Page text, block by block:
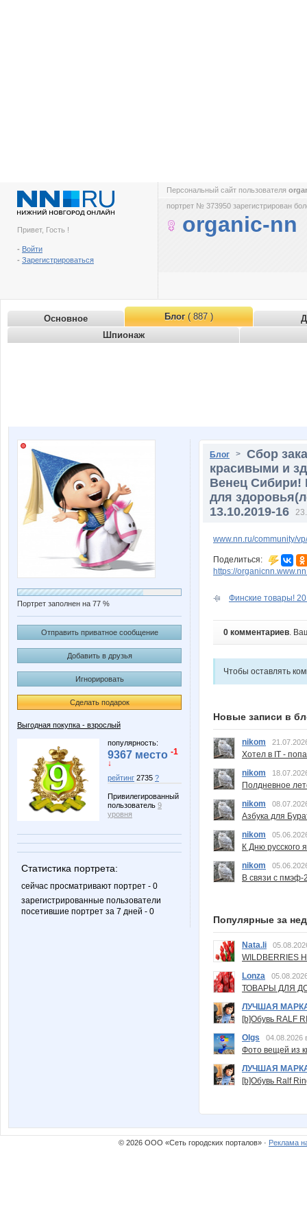
Привет, Гость !
- Войти
- Зарегистрироваться
Персональный сайт пользователя
портрет № 373950 зарегистрирован
organic-nn
Основное Блог( 887 )
Шпионаж
Портрет заполнен на 77 %
Отправить приватное сообщение
Добавить в друзья
Игнорировать
Сделать подарок
Выгодная покупка - взрослый
популярность:
9367 место -1
↓
рейтинг 2735 ?
Привилегированный
пользователь 9
уровня
Статистика портрета:
сейчас просматривают портрет - 0
зарегистрированные пользователи
посетившие портрет за 7 дней - 0
Блог > Сбор
красивыми и
Венец Сибири!
для
13.10.2019-16
www.nn.ru/community/
Поделиться:
https://
Финские товары!
0 комментариев.
Чтобы оставлять
Новые записи в
nikom
Хотел в IT -
nikom
Полдневное
nikom
Азбука для
nikom
К Дню русского
nikom
В связи с пмэф-
Популярные за
Nata.li
Lonza
ТОВАРЫ ДЛЯ
ЛУЧШАЯ
[b]Обувь RALF
Olgs
04.08.2026
Фото вещей из
ЛУЧШАЯ
[b]Обувь Ralf
© 2026 ООО «Сеть городских порталов» · Реклама